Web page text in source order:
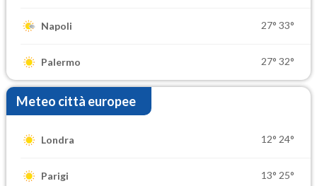
Napoli 27° 33°
Palermo 27° 32°
Meteo città europee
Londra 12° 24°
Parigi 13° 25°